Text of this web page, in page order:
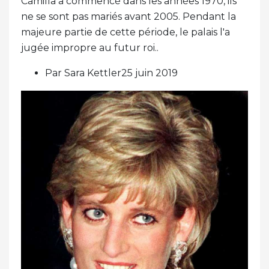
ne se sont pas mariés avant 2005. Pendant la
majeure partie de cette période, le palais l'a
jugée impropre au futur roi..
Par Sara Kettler25 juin 2019